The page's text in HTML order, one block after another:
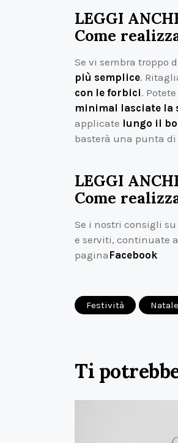
LEGGI
Come
Se vi sembra troppo
più semplice.
con le forbici.
minimal lasciate la
applicate lungo il
basterà una punta di
LEGGI
Come
Se i nostri consigli su
e serviti, continuate
pagina Facebook
Festività Natale
Ti